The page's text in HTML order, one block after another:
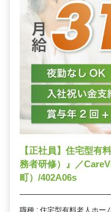
【正社員】住宅型有
務者研修）』／
町）/402A06s
職種 : 住宅型有料老人ホー